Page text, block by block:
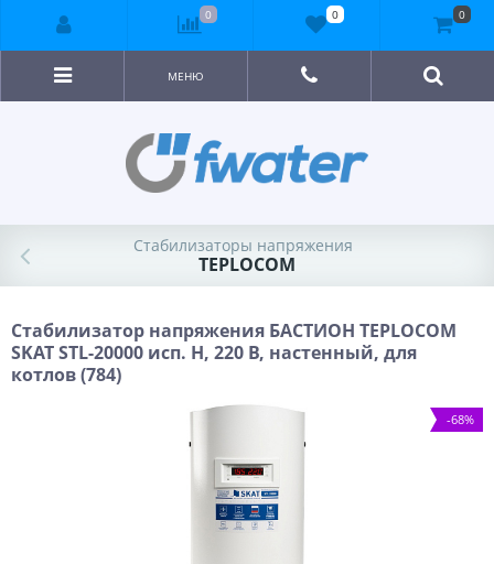
МЕНЮ
Стабилизаторы напряжения
TEPLOCOM
Стабилизатор напряжения БАСТИОН TEPLOCOM
SKAT STL-20000 исп. Н, 220 В, настенный, для
котлов (784)
-68%
0 0 0